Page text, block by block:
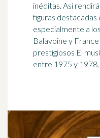
inéditas. Así
figuras destacadas
especialmente a
Balavoine y
prestigiosos El
entre 1975 y 1978,